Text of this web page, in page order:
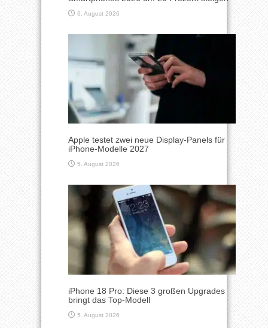
6. August 2026
Apple testet zwei neue Display-Panels für
iPhone-Modelle 2027
5. August 2026
iPhone 18 Pro: Diese 3 großen Upgrades
bringt das Top-Modell
5. August 2026